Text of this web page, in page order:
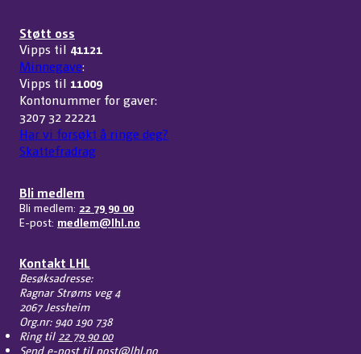
Støtt oss
Vipps til 41121
Minnegave:
Vipps til 11009
Kontonummer for gaver:
3207 32 22221
Har vi forsøkt å ringe deg?
Skattefradrag
Bli medlem
Bli medlem: 22 79 90 00
E-post: medlem@lhl.no
Kontakt LHL
Besøksadresse:
Ragnar Strøms veg 4
2067 Jessheim
Org.nr: 940 190 738
Ring til 22 79 90 00
Send e-post til post@lhl.no